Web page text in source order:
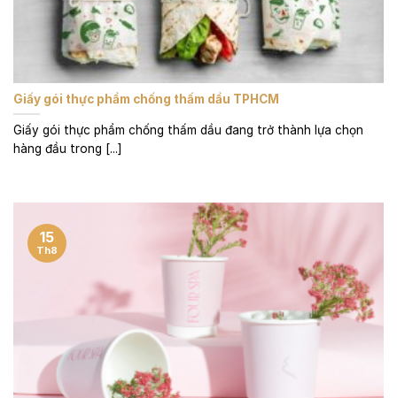
Giấy gói thực phẩm chống thấm dầu TPHCM
Giấy gói thực phẩm chống thấm dầu đang trở thành lựa chọn
hàng đầu trong [...]
15
Th8